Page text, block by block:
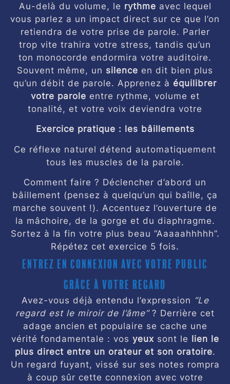
Entrez en connexion avec votre public
grâce à votre regard
Avez-vous déjà entendu l’expression “Le
regard est le miroir de l’âme”? Derrière cet
adage ancien et populaire se cache une
vérité fondamentale : vos yeuxsont le lien le
plus direct entre un orateur et son oratoire.
Un regard fuyant, vissé sur ses notes rompra
à coup sûr cette connexion avec votre
Au-delà du volume, le rythme avec lequel
vous parlez a un impact direct sur ce que l’on
retiendra de votre prise de parole. Parler
trop vite trahira votre stress, tandis qu’un
ton monocorde endormira votre auditoire.
Souvent même, un silence en dit bien plus
qu’un débit de parole. Apprenez à équilibrer
votre parole entre rythme, volume et
tonalité, et votre voix deviendra votre
Exercice pratique : les bâillements
Ce réflexe naturel détend automatiquement
tous les muscles de la parole.
Comment faire ? Déclencher d’abord un
bâillement (pensez à quelqu’un qui baîlle, ça
marche souvent !). Accentuez l’ouverture de
la mâchoire, de la gorge et du diaphragme.
Sortez à la fin votre plus beau “Aaaaahhhhh”.
Répétez cet exercice 5 fois.